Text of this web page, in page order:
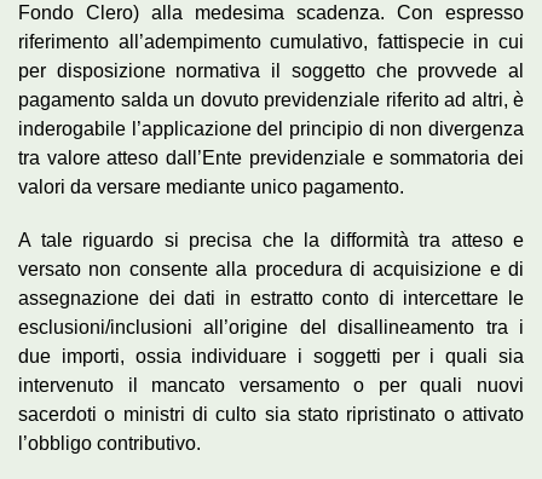
Fondo Clero) alla medesima scadenza. Con espresso
riferimento all’adempimento cumulativo, fattispecie in cui
per disposizione normativa il soggetto che provvede al
pagamento salda un dovuto previdenziale riferito ad altri, è
inderogabile l’applicazione del principio di non divergenza
tra valore atteso dall’Ente previdenziale e sommatoria dei
valori da versare mediante unico pagamento.
A tale riguardo si precisa che la difformità tra atteso e
versato non consente alla procedura di acquisizione e di
assegnazione dei dati in estratto conto di intercettare le
esclusioni/inclusioni all’origine del disallineamento tra i
due importi, ossia individuare i soggetti per i quali sia
intervenuto il mancato versamento o per quali nuovi
sacerdoti o ministri di culto sia stato ripristinato o attivato
l’obbligo contributivo.